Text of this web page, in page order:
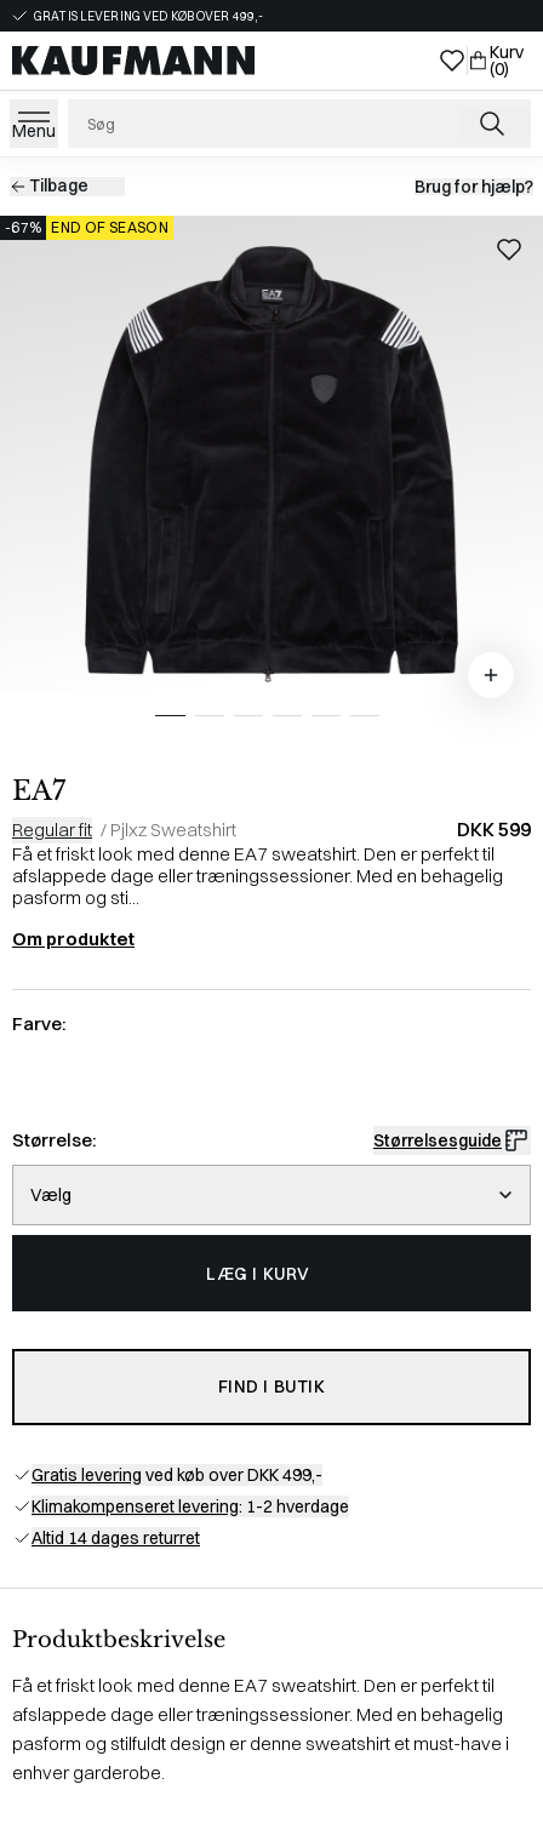
GRATIS LEVERING VED KØB OVER 499,-
Kurv
(0)
Menu
Tilbage Brug for hjælp?
-67% END OF SEASON
EA7
Regular fit / Pjlxz Sweatshirt DKK 599
Få et friskt look med denne EA7 sweatshirt. Den er perfekt til
afslappede dage eller træningssessioner. Med en behagelig
pasform og sti...
Om produktet
Farve:
Størrelse: Størrelsesguide
Vælg
LÆG I KURV
FIND I BUTIK
Gratis levering ved køb over DKK 499,-
Klimakompenseret levering: 1-2 hverdage
Altid 14 dages returret
Produktbeskrivelse
Få et friskt look med denne EA7 sweatshirt. Den er perfekt til
afslappede dage eller træningssessioner. Med en behagelig
pasform og stilfuldt design er denne sweatshirt et must-have i
enhver garderobe.